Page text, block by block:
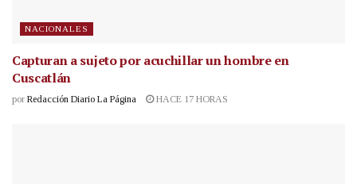
NACIONALES
Capturan a sujeto por acuchillar un hombre en
Cuscatlán
por Redacción Diario La Página HACE 17 HORAS